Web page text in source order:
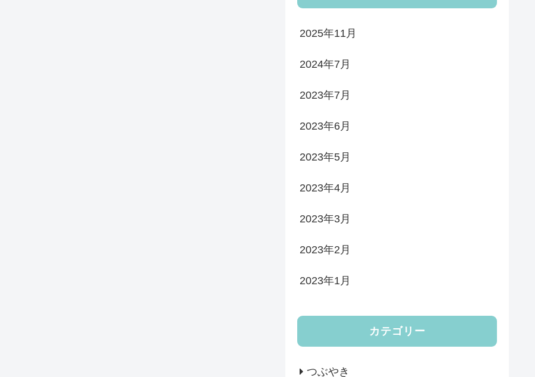
2025年11月
2024年7月
2023年7月
2023年6月
2023年5月
2023年4月
2023年3月
2023年2月
2023年1月
カテゴリー
つぶやき